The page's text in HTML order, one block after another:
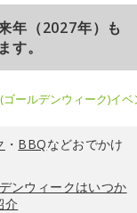
年（2027年）も
す。
ゴールデンウィーク)イ
・ BBQなどおでかけ
ンウィークはいつか
介